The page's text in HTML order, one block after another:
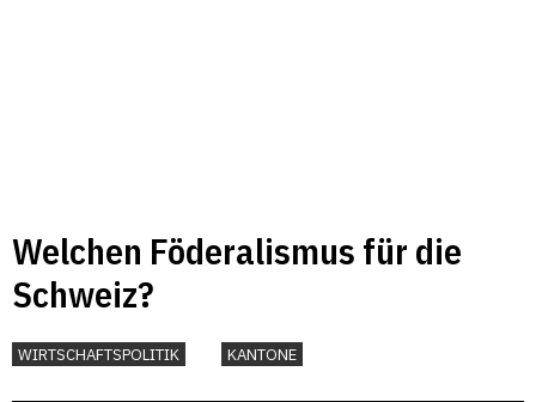
Welchen Föderalismus für die
Schweiz?
WIRTSCHAFTSPOLITIK KANTONE